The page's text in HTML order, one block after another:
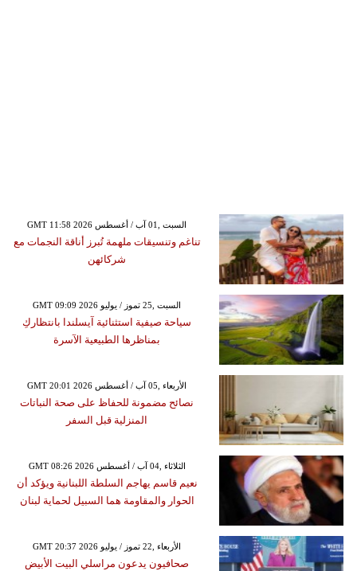
GMT 11:58 2026 السبت ,01 آب / أغسطس
تناغم وتنسيقات ملهمة تُبرز أناقة النجمات مع
شركائهن
GMT 09:09 2026 السبت ,25 تموز / يوليو
سياحة صيفية استثنائية آيسلندا بانتظاركِ
بمناظرها الطبيعية الآسرة
GMT 20:01 2026 الأربعاء ,05 آب / أغسطس
نصائح مضمونة للحفاظ على صحة النباتات
المنزلية قبل السفر
GMT 08:26 2026 الثلاثاء ,04 آب / أغسطس
نعيم قاسم يهاجم السلطة اللبنانية ويؤكد أن
الحوار والمقاومة هما السبيل لحماية لبنان
GMT 20:37 2026 الأربعاء ,22 تموز / يوليو
صحافيون يدعون مراسلي البيت الأبيض